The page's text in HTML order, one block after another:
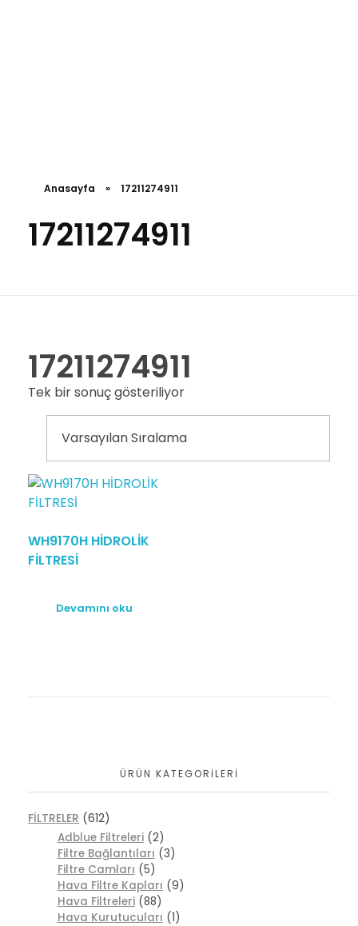
Anasayfa » 17211274911
17211274911
17211274911
Tek bir sonuç gösteriliyor
WH9170H HİDROLİK
FİLTRESİ
Devamını oku
ÜRÜN KATEGORILERI
FİLTRELER (612)
Adblue Filtreleri (2)
Filtre Bağlantıları (3)
Filtre Camları (5)
Hava Filtre Kapları (9)
Hava Filtreleri (88)
Hava Kurutucuları (1)